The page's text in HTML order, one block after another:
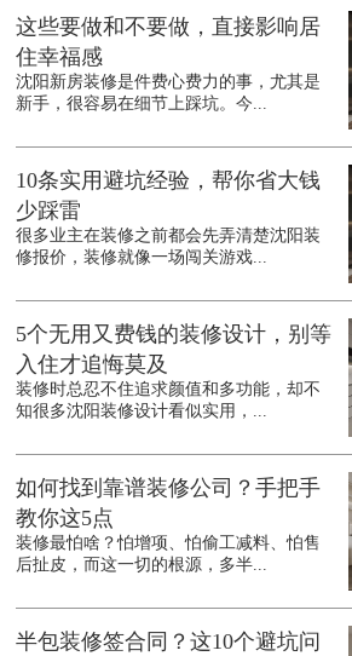
这些要做和不要做，直接影响居
住幸福感
沈阳新房装修是件费心费力的事，尤其是
新手，很容易在细节上踩坑。今...
10条实用避坑经验，帮你省大钱
少踩雷
很多业主在装修之前都会先弄清楚沈阳装
修报价，装修就像一场闯关游戏...
5个无用又费钱的装修设计，别等
入住才追悔莫及
装修时总忍不住追求颜值和多功能，却不
知很多沈阳装修设计看似实用，...
如何找到靠谱装修公司？手把手
教你这5点
装修最怕啥？怕增项、怕偷工减料、怕售
后扯皮，而这一切的根源，多半...
半包装修签合同？这10个避坑问